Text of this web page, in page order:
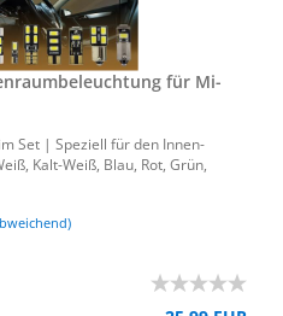
für Mi­
Set | Spe­zi­ell für den In­nen­
Kalt-​Weiß, Blau, Rot, Grün,